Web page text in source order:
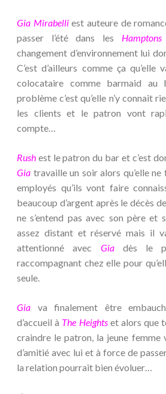
Gia Mirabelliest auteure de
passer l’été dans les Hamptons
changement d’environnement lui
C’est d’ailleurs comme ça qu’elle
colocataire comme barmaid au
problème c’est qu’elle n’y connait
les clients et le patron vont
compte…
Rush est le patron du bar et c’est
Gia travaille un soir alors qu’elle
employés qu’ils vont faire
beaucoup d’argent après le décès
ne s’entend pas avec son père et
assez distant et réservé mais il
attentionné avec Giadès le
raccompagnant chez elle pour
seule.
Gia va finalement être
d’accueil à The Heightset alors que
craindre le patron, la jeune femme
d’amitié avec lui et à force de
la relation pourrait bien évoluer…